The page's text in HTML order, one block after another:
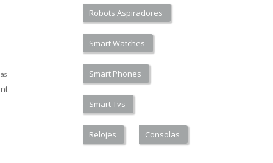
Robots Aspiradores
Smart Watches
Smart Phones
Smart Tvs
Relojes Consolas